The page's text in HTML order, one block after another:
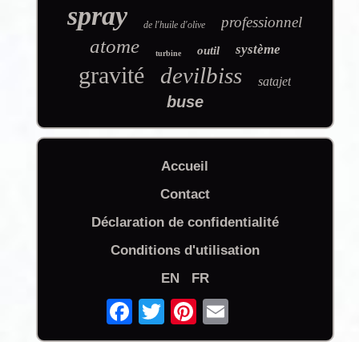
spray de l'huile d'olive professionnel
atome turbine outil système
gravité devilbiss satajet
buse
Accueil
Contact
Déclaration de confidentialité
Conditions d'utilisation
EN
FR